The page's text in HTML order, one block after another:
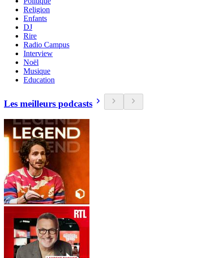
Religion
Enfants
DJ
Rire
Radio Campus
Interview
Noël
Musique
Education
Les meilleurs podcasts